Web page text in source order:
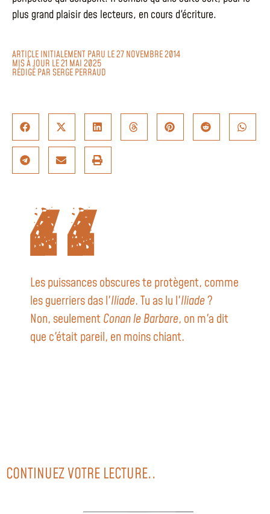
plus grand plaisir des lecteurs, en cours d'écriture.
ARTICLE INITIALEMENT PARU LE 27 NOVEMBRE 2014
MIS À JOUR LE 21 MAI 2025
RÉDIGÉ PARSERGE PERRAUD
Les puissances obscures te protègent, comme
les guerriers das l'Iliade. Tu as lu l'Iliade?
Non, seulementConan le Barbare, on m'a dit
que c'était pareil, en moins chiant.
CONTINUEZ VOTRE LECTURE..